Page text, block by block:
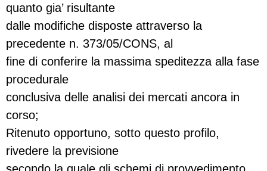
quanto gia’ risultante
dalle modifiche disposte attraverso la
precedente n. 373/05/CONS, al
fine di conferire la massima speditezza alla fase
procedurale
conclusiva delle analisi dei mercati ancora in
corso;
Ritenuto opportuno, sotto questo profilo,
rivedere la previsione